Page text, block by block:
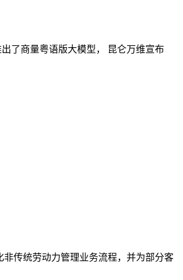
了商量粤语版大模型， 昆仑万维宣布
传统劳动力管理业务流程，并为部分客